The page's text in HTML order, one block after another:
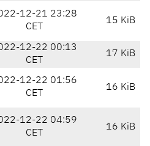
12-21 23:28
CET
15 KiB
12-22 00:13
CET
17 KiB
12-22 01:56
CET
16 KiB
12-22 04:59
CET
16 KiB